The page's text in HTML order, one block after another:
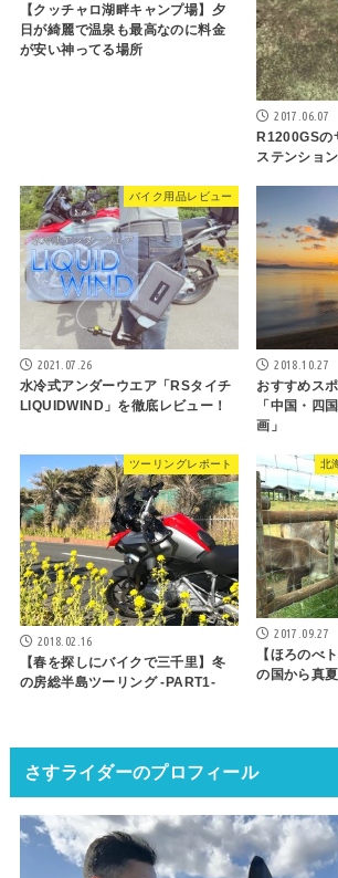
【クッチャロ湖畔キャンプ場】夕
日が綺麗で温泉も最高なのに料金
が安い神ってる場所
2017.06.07
R1200GSの
ステンショ
バイク用品レビュー
2021.07.26
水冷式アンダーウエア「RSタイチ
LIQUIDWIND」を徹底レビュー！
2018.10.27
おすすめス
「中国・四
画」
ツーリングレポート
2018.02.16
【春を探しにバイクで三千里】冬
の房総半島ツーリング -PART1-
北
2017.09.27
【ほろのべ
の国から真
さすライダーのプロフィール